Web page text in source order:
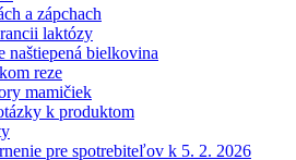
a zápchach
laktózy
naštiepená bielkovina
reze
mamičiek
k produktom
pre spotrebiteľov k 5. 2. 2026